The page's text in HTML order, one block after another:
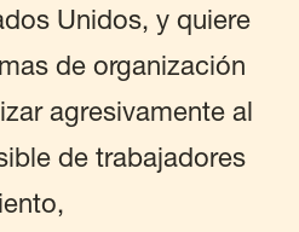
Unidos, y quiere
de organización
agresivamente al
de trabajadores